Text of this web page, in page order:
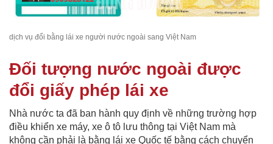
dịch vụ đổi bằng lái xe người nước ngoài sang Việt Nam
Đối tượng nước ngoài được
đổi giấy phép lái xe
Nhà nước ta đã ban hành quy định về những trường hợp
điều khiển xe máy, xe ô tô lưu thông tại Việt Nam mà
không cần phải là bằng lái xe Quốc tế bằng cách chuyển